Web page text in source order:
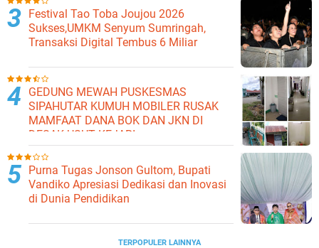
Festival Tao Toba Joujou 2026
Sukses,UMKM Senyum Sumringah,
Transaksi Digital Tembus 6 Miliar
GEDUNG MEWAH PUSKESMAS
SIPAHUTAR KUMUH MOBILER RUSAK
MAMFAAT DANA BOK DAN JKN DI
DESAK USUT KEJARI
Purna Tugas Jonson Gultom, Bupati
Vandiko Apresiasi Dedikasi dan Inovasi
di Dunia Pendidikan
TERPOPULER LAINNYA